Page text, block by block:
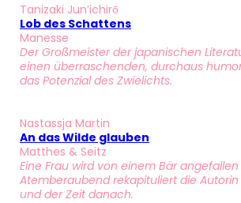
Tanizaki Jun’ichirō
Lob des Schattens
Manesse
Der Großmeister der japanischen
einen überraschenden, durchaus
das Potenzial des Zwielichts.
Nastassja Martin
An das Wilde glauben
Matthes & Seitz
Eine Frau wird von einem Bär
Atemberaubend rekapituliert die
und der Zeit danach.